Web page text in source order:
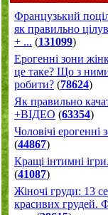
Французький
як правильно
+ ... (131099)
Ерогенні зони
це таке? Що з
робити? (78624)
Як правильно
+ВІДЕО (63354)
Чоловічі ерогенні
(44867)
Кращі інтимні ігри.
(41087)
Жіночі груди: 13
красивих грудей.